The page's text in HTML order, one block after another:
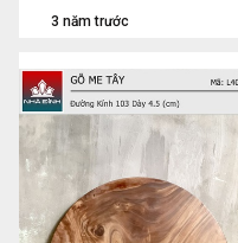
3 năm trước